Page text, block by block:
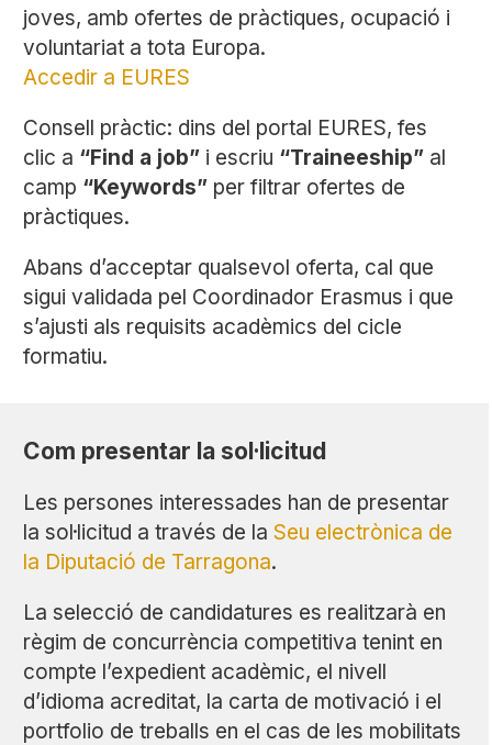
joves, amb ofertes de pràctiques, ocupació i
voluntariat a tota Europa.
Accedir a EURES
Consell pràctic: dins del portal EURES, fes
clic a “Find a job” i escriu “Traineeship” al
camp “Keywords” per filtrar ofertes de
pràctiques.
Abans d’acceptar qualsevol oferta, cal que
sigui validada pel Coordinador Erasmus i que
s’ajusti als requisits acadèmics del cicle
formatiu.
Com presentar la sol·licitud
Les persones interessades han de presentar
la sol·licitud a través de laSeu electrònica de
la Diputació de Tarragona.
La selecció de candidatures es realitzarà en
règim de concurrència competitiva tenint en
compte l’expedient acadèmic, el nivell
d’idioma acreditat, la carta de motivació i el
portfolio de treballs en el cas de les mobilitats